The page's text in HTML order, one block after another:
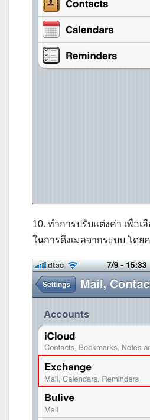
10. ทำการปรับแต่งค่า เพื่อเ
ในการดึงเมลจากระบบ โดย